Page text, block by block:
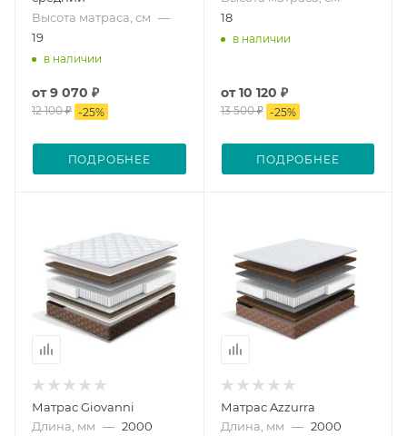
Высота матраса, см —
19
в наличии
от9 070 ₽
12 100 ₽ -25%
ПОДРОБНЕЕ
18
в наличии
от10 120 ₽
13 500 ₽ -25%
ПОДРОБНЕЕ
Матрас Giovanni
Длина, мм — 2000
Матрас Azzurra
Длина, мм — 2000